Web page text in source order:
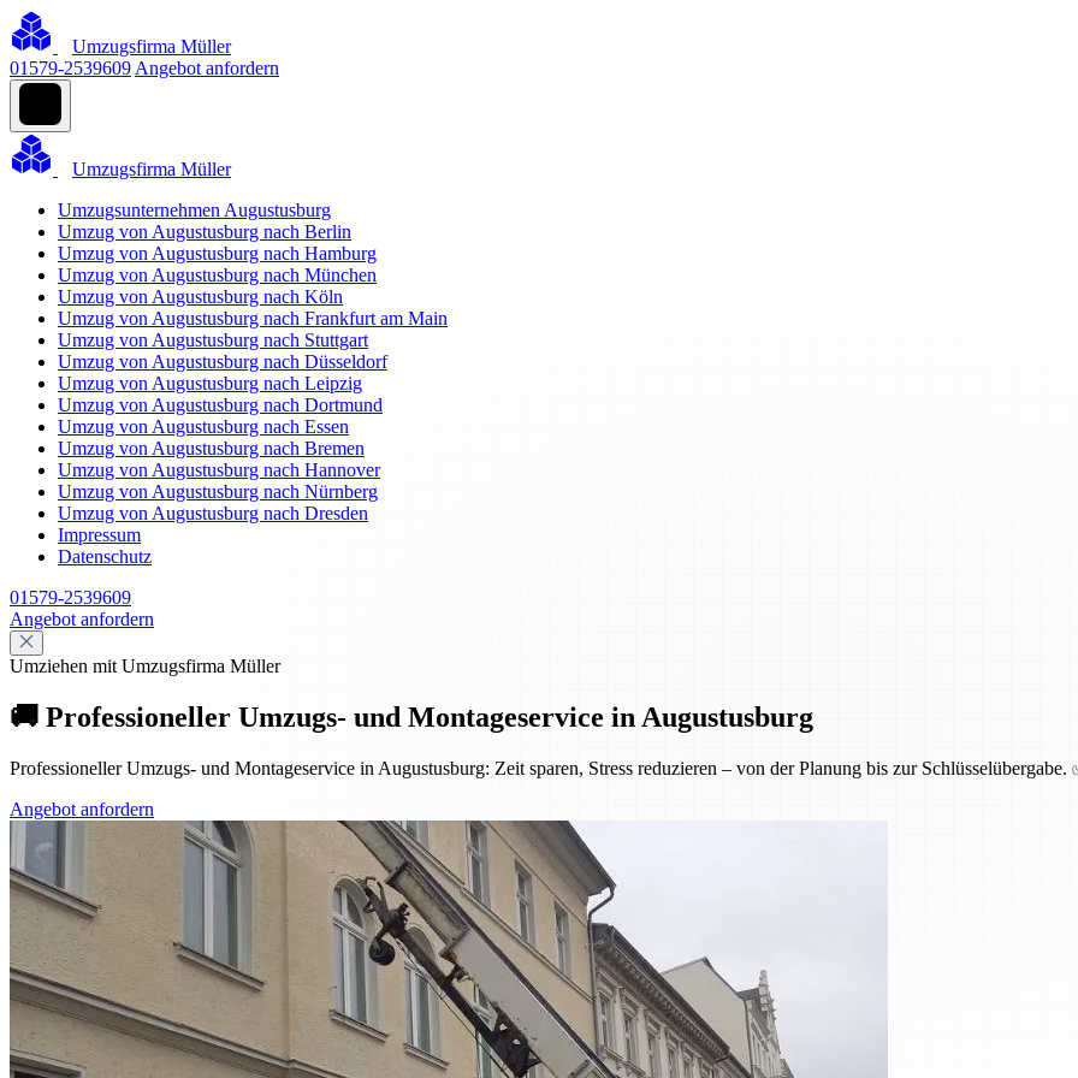
Umzugsfirma Müller
01579-2539609 Angebot anfordern
Umzugsfirma Müller
Umzugsunternehmen Augustusburg
Umzug von Augustusburg nach Berlin
Umzug von Augustusburg nach Hamburg
Umzug von Augustusburg nach München
Umzug von Augustusburg nach Köln
Umzug von Augustusburg nach Frankfurt am Main
Umzug von Augustusburg nach Stuttgart
Umzug von Augustusburg nach Düsseldorf
Umzug von Augustusburg nach Leipzig
Umzug von Augustusburg nach Dortmund
Umzug von Augustusburg nach Essen
Umzug von Augustusburg nach Bremen
Umzug von Augustusburg nach Hannover
Umzug von Augustusburg nach Nürnberg
Umzug von Augustusburg nach Dresden
Impressum
Datenschutz
01579-2539609
Angebot anfordern
Umziehen mit Umzugsfirma Müller
🚚 Professioneller Umzugs- und Montageservice in Augustusburg
Professioneller Umzugs- und Montageservice in Augustusburg: Zeit sparen, Stress reduzieren – von der Planung bis zur Schlüsselübergabe.
Angebot anfordern